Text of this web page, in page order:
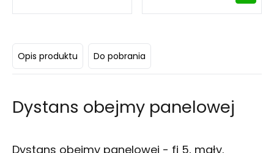
centralą cyfrową)
Opis produktu Do pobrania
Dystans obejmy panelowej
Dystans obejmy panelowej - fi 5, mały.